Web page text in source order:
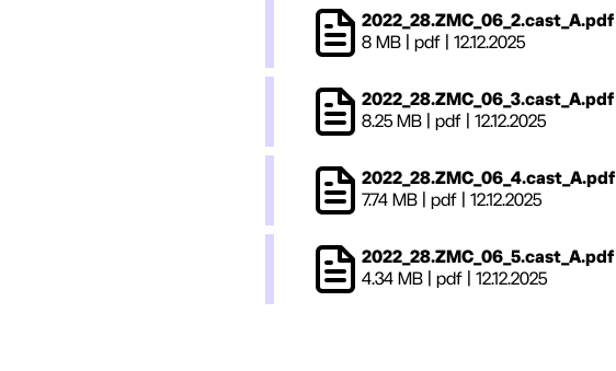
2022_28.ZMC_06_2.cast_A.pdf
8 MB | pdf | 12.12.2025
2022_28.ZMC_06_3.cast_A.pdf
8.25 MB | pdf | 12.12.2025
2022_28.ZMC_06_4.cast_A.pdf
7.74 MB | pdf | 12.12.2025
2022_28.ZMC_06_5.cast_A.pdf
4.34 MB | pdf | 12.12.2025